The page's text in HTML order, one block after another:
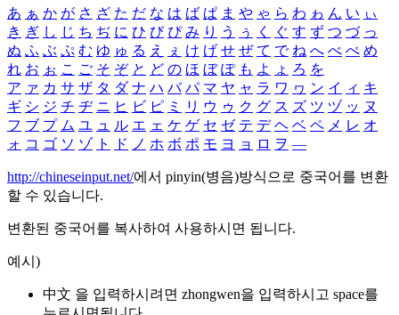
あ ぁ か が さ ざ た だ な は ば ぱ ま や ゃ ら わ ゎ ん い ぃ
き ぎ し じ ち ぢ に ひ び ぴ み り う ぅ く ぐ す ず つ づ っ
ぬ ふ ぶ ぷ む ゆ ゅ る え ぇ け げ せ ぜ て で ね へ べ ぺ め
れ お ぉ こ ご そ ぞ と ど の ほ ぼ ぽ も よ ょ ろ を
ア ァ カ サ ザ タ ダ ナ ハ バ パ マ ヤ ャ ラ ワ ヮ ン イ ィ キ
ギ シ ジ チ ヂ ニ ヒ ビ ピ ミ リ ウ ゥ ク グ ス ズ ツ ヅ ッ ヌ
フ ブ プ ム ユ ュ ル エ ェ ケ ゲ セ ゼ テ デ ヘ ベ ペ メ レ オ
ォ コ ゴ ソ ゾ ト ド ノ ホ ボ ポ モ ヨ ョ ロ ヲ ―
http://chineseinput.net/에서 pinyin(병음)방식으로 중국어를 변환
할 수 있습니다.
변환된 중국어를 복사하여 사용하시면 됩니다.
예시)
中文 을 입력하시려면 zhongwen을 입력하시고 space를